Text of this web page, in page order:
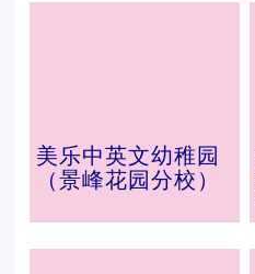
美乐中英文幼稚园
（景峰花园分校）